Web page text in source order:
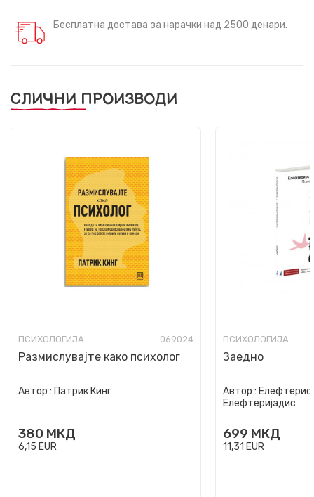
Бесплатна достава за нарачки над 2500 денари.
СЛИЧНИ ПРОИЗВОДИ
ПСИХОЛОГИЈА 069024
Размислувајте како психолог
Автор : Патрик Кинг
380 МКД
6,15 EUR
ПСИХОЛОГИЈА
Заедно
Автор :
Елефтеријадис
699 МКД
11,31 EUR